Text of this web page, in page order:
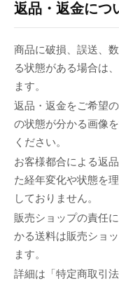
返品・返金につ
商品に破損、誤送、
る状態がある場合は
ます。
返品・返金をご希望
の状態が分かる画像
ください。
お客様都合による返
た経年変化や状態を
しておりません。
販売ショップの責任
かる送料は販売ショ
ます。
詳細は「特定商取引